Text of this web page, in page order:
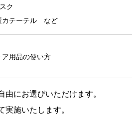
ク
カテーテル など
ア用品の使い方
にお選びいただけます。
施いたします。